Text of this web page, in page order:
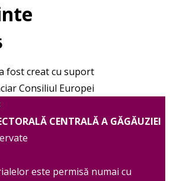
fost creat cu suport
Consiliul Europei
CENTRALĂ A GĂGĂUZIEI
este permisă numai cu